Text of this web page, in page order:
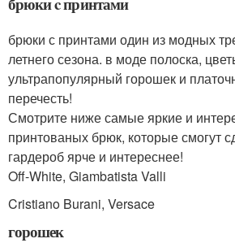
брюки с принтами один из модных
летнего сезона. в моде полоска,
ультрапопулярный горошек и
перечесть!
Смотрите ниже самые яркие и
принтованых брюк, которые смогут
гардероб ярче и интереснее!
Off-White, Giambatista Valli
Cristiano Burani, Versace
горошек